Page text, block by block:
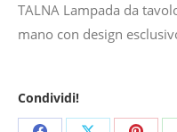
TALNA Lampada da
mano con design
Condividi!